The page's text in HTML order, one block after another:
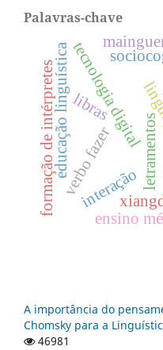
Palavras-chave
letramentos
tecnologia digital
educação linguística
formação de intérpretes interação
verbo fazer
ensino
libras
A importância do
Chomsky para a
46981